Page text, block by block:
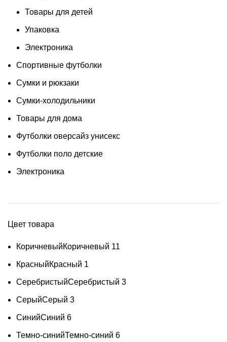
Товары для детей
Упаковка
Электроника
Спортивные футболки
Сумки и рюкзаки
Сумки-холодильники
Товары для дома
Футболки оверсайз унисекс
Футболки поло детские
Электроника
Цвет товара
КоричневыйКоричневый 11
КрасныйКрасный 1
СеребристыйСеребристый 3
СерыйСерый 3
СинийСиний 6
Темно-синийТемно-синий 6